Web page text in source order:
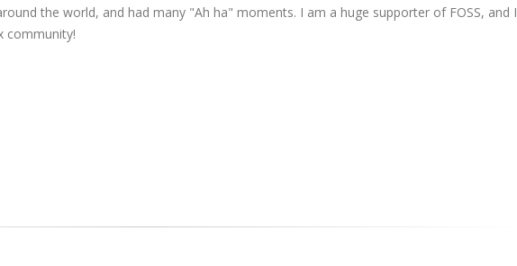
the world, and had many "Ah ha" moments. I am a huge supporter of FOSS, and I
community!